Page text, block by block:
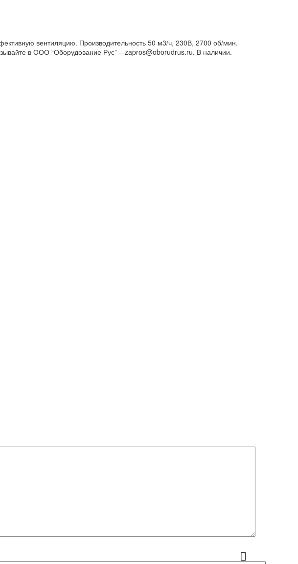
вентиляцию. Производительность 50 м3/ч, 230В, 2700 об/мин.
в ООО “Оборудование Рус” – zapros@oborudrus.ru. В наличии.